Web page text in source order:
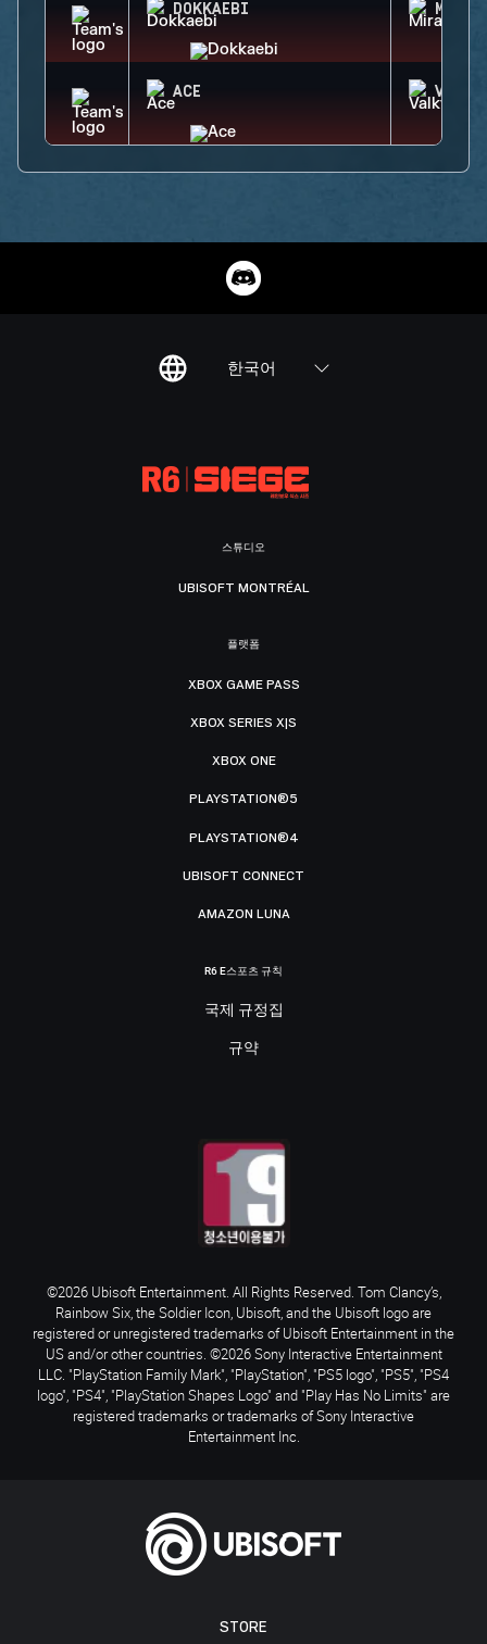
DOKKAEBI MIRA
ACE
한국어
STORE
스튜디오
UBISOFT MONTRÉAL
플랫폼
XBOX GAME PASS
XBOX SERIES X|S
XBOX ONE
PLAYSTATION®5
PLAYSTATION®4
UBISOFT CONNECT
AMAZON LUNA
R6 E스포츠 규칙
국제 규정집
규약
©2026 Ubisoft Entertainment. All Rights Reserved. Tom Clancy’s,
Rainbow Six, the Soldier Icon, Ubisoft, and the Ubisoft logo are
registered or unregistered trademarks of Ubisoft Entertainment in the
US and/or other countries. ©2026 Sony Interactive Entertainment
LLC. "PlayStation Family Mark", "PlayStation", "PS5 logo", "PS5", "PS4
logo", "PS4", "PlayStation Shapes Logo" and "Play Has No Limits" are
registered trademarks or trademarks of Sony Interactive
Entertainment Inc.